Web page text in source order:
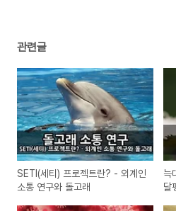
관련글
SETI(세티) 프로젝트란? - 외계인
소통 연구와 돌고래
늑
달